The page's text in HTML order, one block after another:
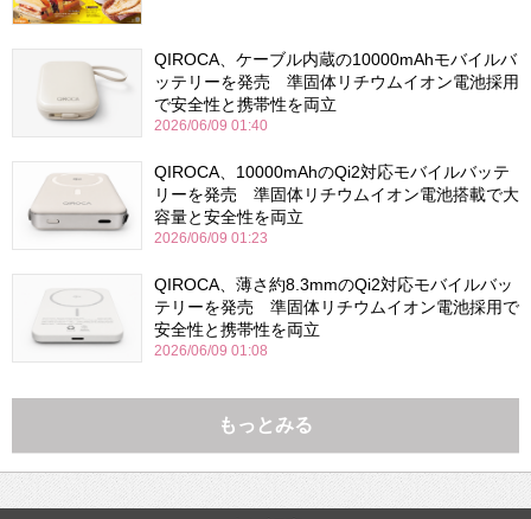
QIROCA、ケーブル内蔵の10000mAhモバイルバ
ッテリーを発売 準固体リチウムイオン電池採用
で安全性と携帯性を両立
2026/06/09 01:40
QIROCA、10000mAhのQi2対応モバイルバッテ
リーを発売 準固体リチウムイオン電池搭載で大
容量と安全性を両立
2026/06/09 01:23
QIROCA、薄さ約8.3mmのQi2対応モバイルバッ
テリーを発売 準固体リチウムイオン電池採用で
安全性と携帯性を両立
2026/06/09 01:08
もっとみる